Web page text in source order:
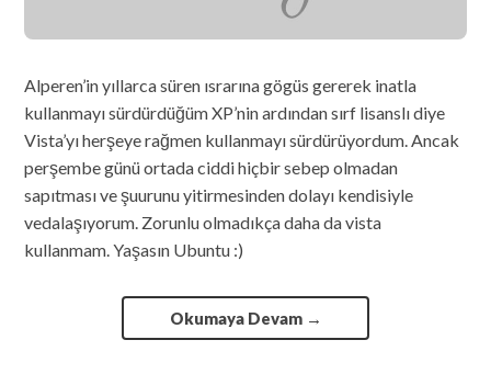
Alperen’in yıllarca süren ısrarına gögüs gererek inatla
kullanmayı sürdürdüğüm XP’nin ardından sırf lisanslı diye
Vista’yı herşeye rağmen kullanmayı sürdürüyordum. Ancak
perşembe günü ortada ciddi hiçbir sebep olmadan
sapıtması ve şuurunu yitirmesinden dolayı kendisiyle
vedalaşıyorum. Zorunlu olmadıkça daha da vista
kullanmam. Yaşasın Ubuntu :)
Okumaya Devam →